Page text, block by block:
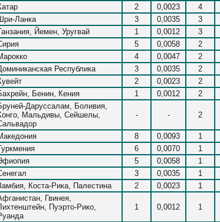
2 0,0023 4
Ланка
3 0,0035 3
Йемен, Уругвай
1 0,0012 3
5 0,0058 2
4 0,0047 2
Республика
3 0,0035 2
2 0,0023 2
Бенин, Кения
1 0,0012 2
Даруссалам, Боливия,
Мальдивы, Сейшелы,
- - 2
8 0,0093 1
6 0,0070 1
5 0,0058 1
3 0,0035 1
Коста-Рика, Палестина
2 0,0023 1
Гвинея,
Пуэрто-Рико,
1 0,0012 1